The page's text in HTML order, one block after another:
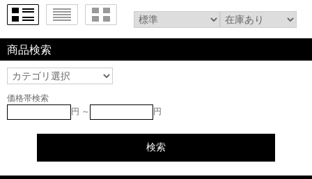
商品検索
価格帯検索
円 ～
円